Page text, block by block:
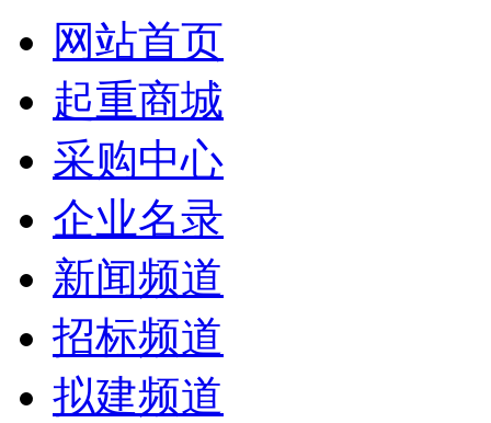
网站首页
起重商城
采购中心
企业名录
新闻频道
招标频道
拟建频道